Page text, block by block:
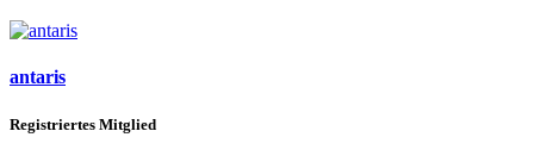
antaris
Registriertes Mitglied